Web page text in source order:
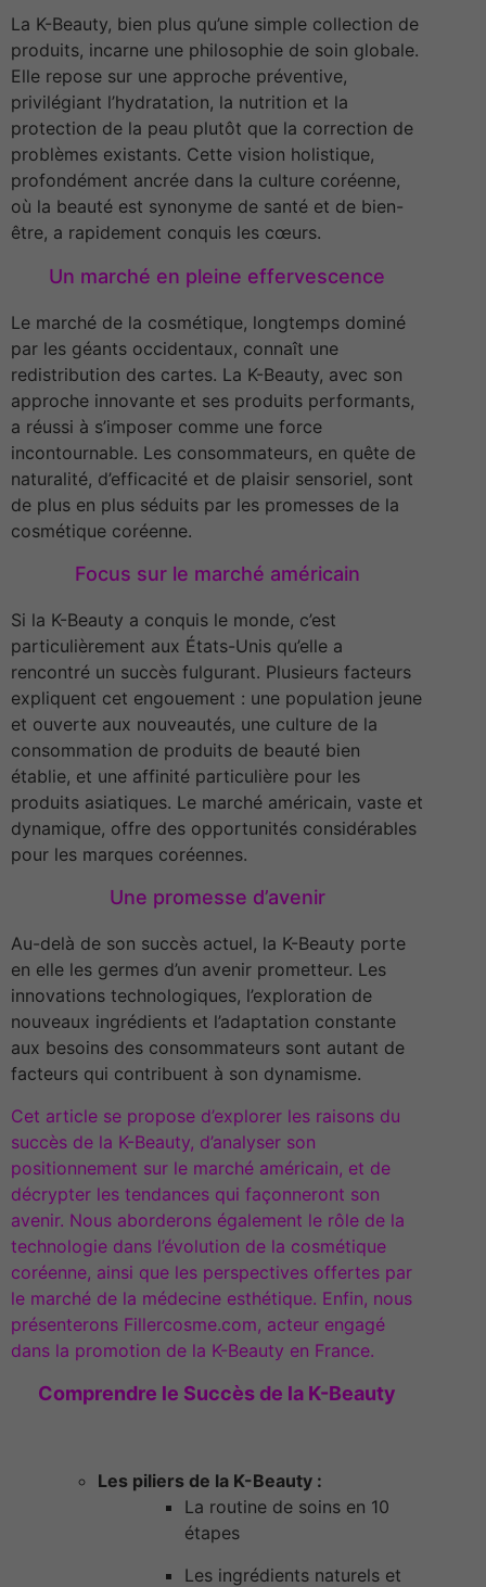
La K-Beauty, bien plus qu’une simple collection de
produits, incarne une philosophie de soin globale.
Elle repose sur une approche préventive,
privilégiant l’hydratation, la nutrition et la
protection de la peau plutôt que la correction de
problèmes existants. Cette vision holistique,
profondément ancrée dans la culture coréenne,
où la beauté est synonyme de santé et de bien-
être, a rapidement conquis les cœurs.
Un marché en pleine effervescence
Le marché de la cosmétique, longtemps dominé
par les géants occidentaux, connaît une
redistribution des cartes. La K-Beauty, avec son
approche innovante et ses produits performants,
a réussi à s’imposer comme une force
incontournable. Les consommateurs, en quête de
naturalité, d’efficacité et de plaisir sensoriel, sont
de plus en plus séduits par les promesses de la
cosmétique coréenne.
Focus sur le marché américain
Si la K-Beauty a conquis le monde, c’est
particulièrement aux États-Unis qu’elle a
rencontré un succès fulgurant. Plusieurs facteurs
expliquent cet engouement : une population jeune
et ouverte aux nouveautés, une culture de la
consommation de produits de beauté bien
établie, et une affinité particulière pour les
produits asiatiques. Le marché américain, vaste et
dynamique, offre des opportunités considérables
pour les marques coréennes.
Une promesse d’avenir
Au-delà de son succès actuel, la K-Beauty porte
en elle les germes d’un avenir prometteur. Les
innovations technologiques, l’exploration de
nouveaux ingrédients et l’adaptation constante
aux besoins des consommateurs sont autant de
facteurs qui contribuent à son dynamisme.
Cet article se propose d’explorer les raisons du
succès de la K-Beauty, d’analyser son
positionnement sur le marché américain, et de
décrypter les tendances qui façonneront son
avenir. Nous aborderons également le rôle de la
technologie dans l’évolution de la cosmétique
coréenne, ainsi que les perspectives offertes par
le marché de la médecine esthétique. Enfin, nous
présenterons Fillercosme.com, acteur engagé
dans la promotion de la K-Beauty en France.
Comprendre le Succès de la K-Beauty
Les piliers de la K-Beauty :
La routine de soins en 10
étapes
Les ingrédients naturels et